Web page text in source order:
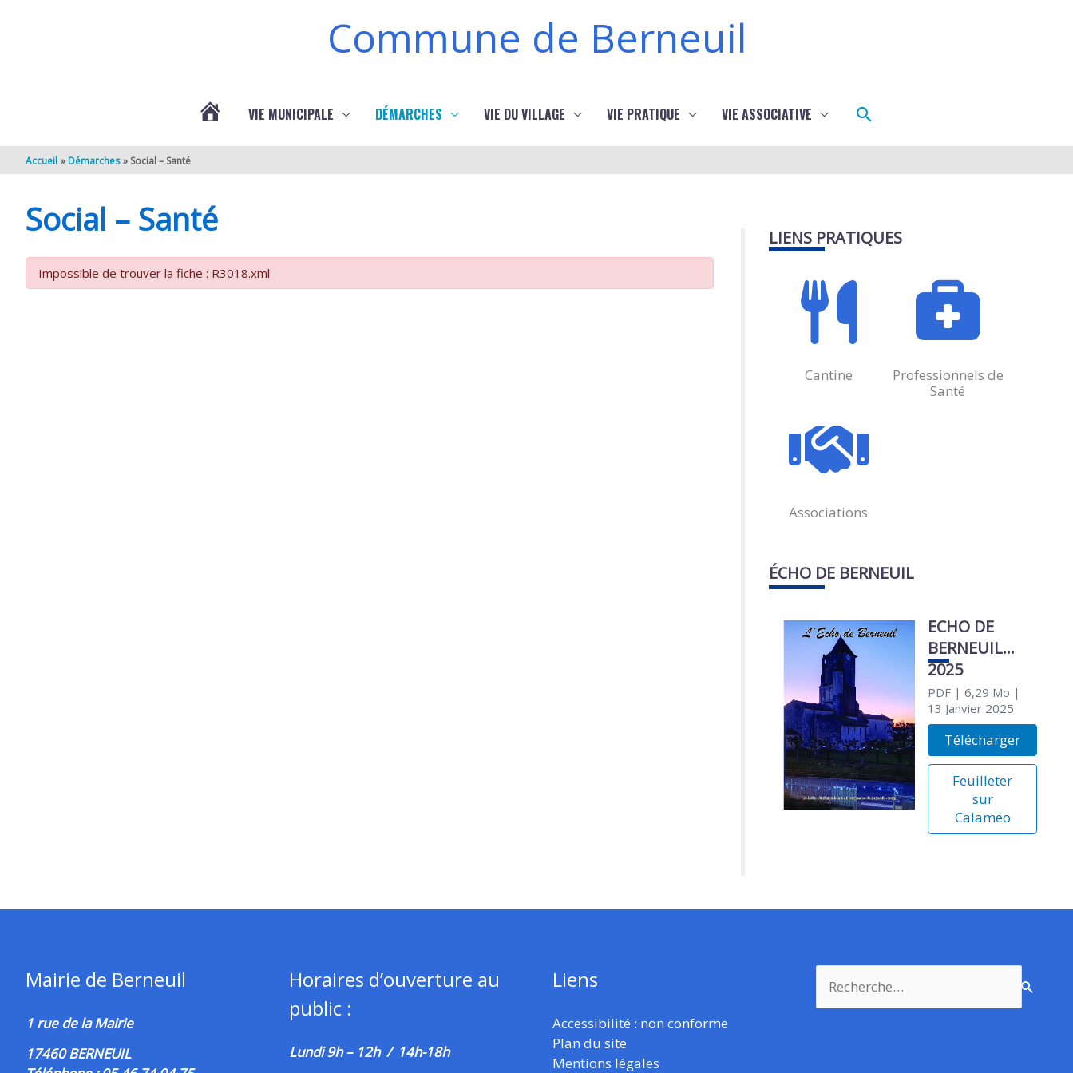
Commune de Berneuil
VIE MUNICIPALE DÉMARCHES VIE DU VILLAGE VIE PRATIQUE VIE ASSOCIATIVE Rechercher
Accueil Démarches Social – Santé
Social – Santé
Impossible de trouver la fiche : R3018.xml
LIENS PRATIQUES
Cantine
Professionnels de
Santé
Associations
ÉCHO DE BERNEUIL
ECHO DE
BERNEUIL
2025
PDF| 6,29 Mo |
13 Janvier 2025
Télécharger
Feuilleter
sur
Calaméo
Mairie de Berneuil
1 rue de la Mairie
17460 BERNEUIL
Horaires d’ouverture au
public :
Lundi 9h – 12h / 14h-18h
Liens
Accessibilité : non conforme
Plan du site
Mentions légales